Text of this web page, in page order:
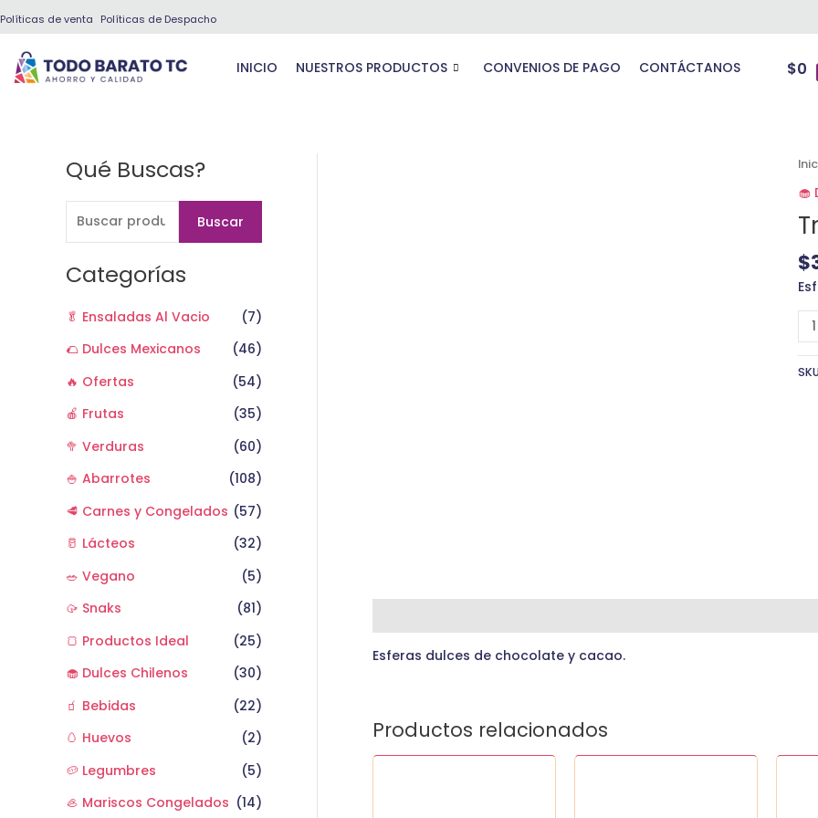
al
contenido
Políticas de venta Políticas de Despacho
INICIO NUESTROS PRODUCTOS CONVENIOS DE PAGO CONTÁCTANOS $0
Qué Buscas?
B
c
a
p
o
Buscar
Categorías
🥬 Ensaladas Al Vacio
(7)
🌮 Dulces Mexicanos
(46)
🔥 Ofertas
(54)
🍎 Frutas
(35)
🥦 Verduras
(60)
🍚 Abarrotes
(108)
🥩 Carnes y Congelados (57)
🥛 Lácteos
(32)
🥗 Vegano
(5)
🥠 Snaks
(81)
🍞 Productos Ideal
(25)
🧁 Dulces Chilenos
(30)
🧃 Bebidas
(22)
🥚 Huevos
(2)
🥔 Legumbres
(5)
🦪 Mariscos Congelados (14)
🧁
$
Esferas dulces de chocolate y cacao.
Productos relacionados